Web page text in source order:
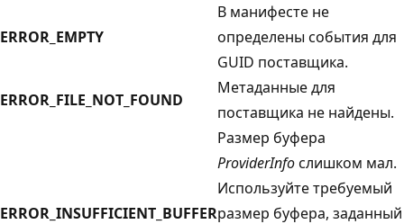
ERROR_EMPTY
В манифесте не
определены события для
GUID поставщика.
ERROR_FILE_NOT_FOUND
Метаданные для
поставщика не найдены.
ERROR_INSUFFICIENT_BUFFER
Размер буфера
ProviderInfoслишком мал.
Используйте требуемый
размер буфера, заданный